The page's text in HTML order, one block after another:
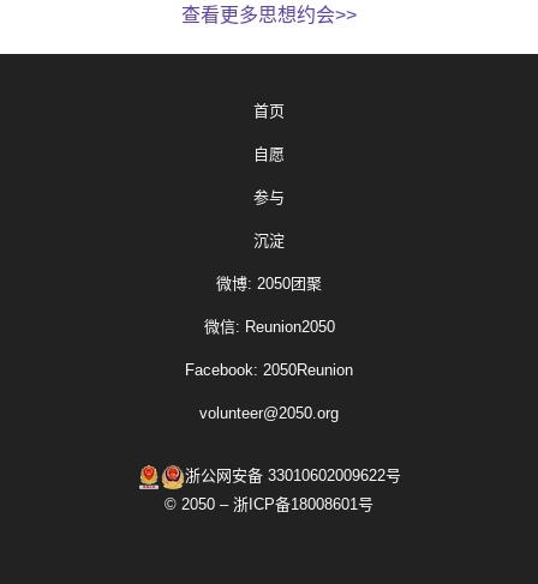
查看更多思想约会>>
首页
自愿
参与
沉淀
微博: 2050团聚
微信: Reunion2050
Facebook: 2050Reunion
volunteer@2050.org
浙公网安备 33010602009622号
© 2050 – 浙ICP备18008601号